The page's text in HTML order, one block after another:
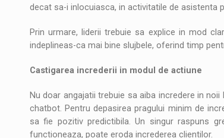
decat sa-i inlocuiasca, in activitatile de asistenta
Prin urmare, liderii trebuie sa explice in mod
indeplineas-ca mai bine slujbele, oferind timp
Castigarea increderii in modul de actiune
Nu doar angajatii trebuie sa aiba incredere in
chatbot. Pentru depasirea pragului minim de
sa fie pozitiv predictibila. Un singur raspuns
functioneaza, poate eroda increderea clientilor.